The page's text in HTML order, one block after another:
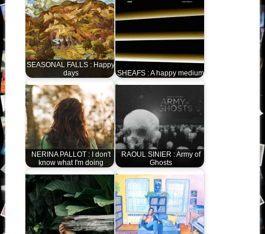
SEASONAL FALLS : Happy
days
SHEAFS : A happy medium
NERINA PALLOT : I don't
know what I'm doing
RAOUL SINIER : Army of
Ghosts